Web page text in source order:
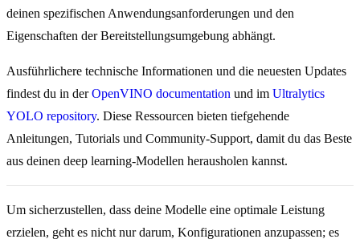
deinen spezifischen Anwendungsanforderungen und den
Eigenschaften der Bereitstellungsumgebung abhängt.
Ausführlichere technische Informationen und die neuesten Updates
findest du in derOpenVINO documentation und im Ultralytics
YOLO repository. Diese Ressourcen bieten tiefgehende
Anleitungen, Tutorials und Community-Support, damit du das Beste
aus deinen deep learning-Modellen herausholen kannst.
Um sicherzustellen, dass deine Modelle eine optimale Leistung
erzielen, geht es nicht nur darum, Konfigurationen anzupassen; es